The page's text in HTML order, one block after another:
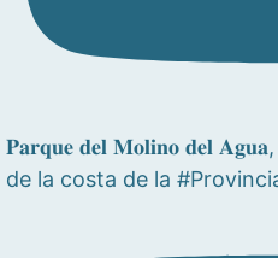
𝐏𝐚𝐫𝐪𝐮𝐞 𝐝𝐞𝐥 𝐌𝐨𝐥𝐢𝐧𝐨 𝐝𝐞𝐥
de la costa de la